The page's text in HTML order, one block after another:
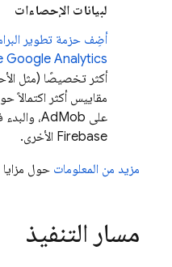
لبيانات الإحصاءات
Google Analytics
أكثر تخصيصًا (مثل
مقاييس أكثر
على AdMob،
Firebase الأخرى.
مزيد من المعلومات حول
مسار التنفيذ